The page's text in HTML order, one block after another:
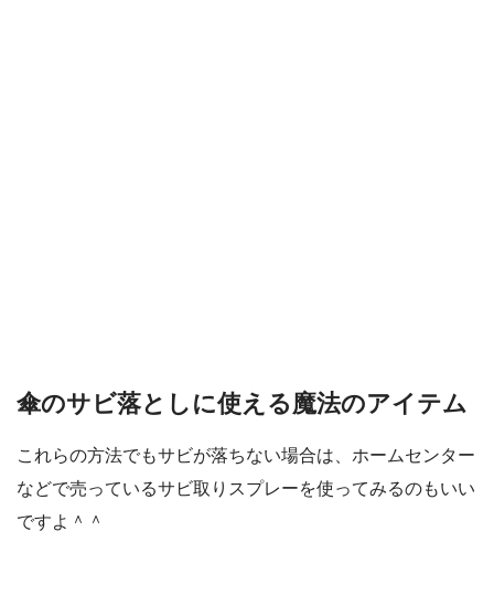
傘のサビ落としに使える魔法のアイテム
これらの方法でもサビが落ちない場合は、ホームセンター
などで売っているサビ取りスプレーを使ってみるのもいい
ですよ＾＾